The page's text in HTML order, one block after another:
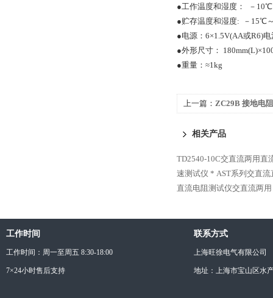
●工作温度和湿度： －
●贮存温度和湿度: －15℃
●电源：6×1.5V(AA或R6)
●外形尺寸：
●重量：≈1kg
上一篇： ZC29B 接地电
相关产品
TD2540-10C交直流两用直
速测试仪 * AST系列交直
直流电阻测试仪交直流两
工作时间
工作时间：周一至周五 8:30-18:00
7×24小时售后支持
联系方式
上海旺徐电气有限公司
地址：上海市宝山区水